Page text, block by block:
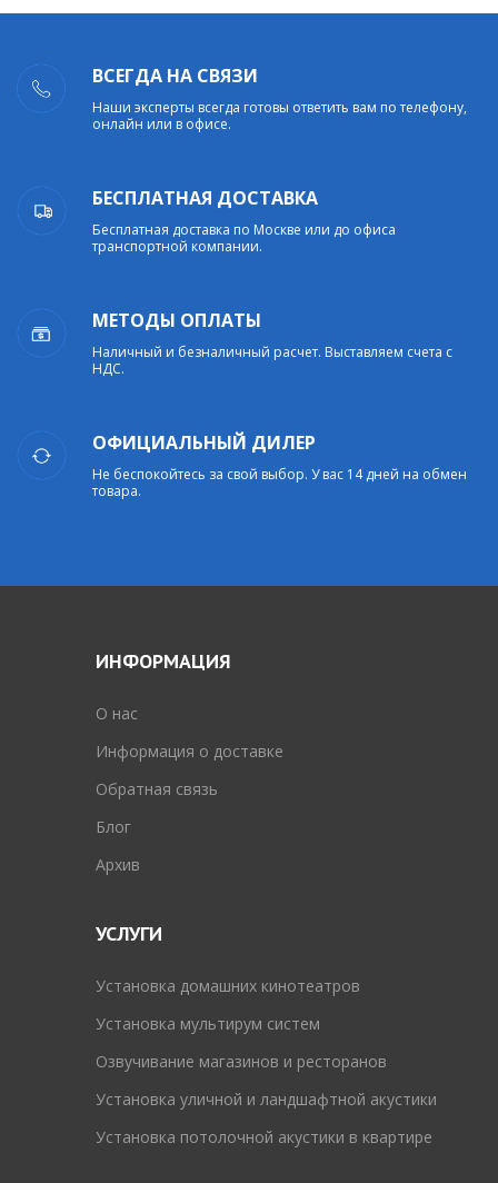
ВСЕГДА НА СВЯЗИ
Наши эксперты всегда готовы ответить вам по телефону,
онлайн или в офисе.
БЕСПЛАТНАЯ ДОСТАВКА
Бесплатная доставка по Москве или до офиса
транспортной компании.
МЕТОДЫ ОПЛАТЫ
Наличный и безналичный расчет. Выставляем счета с
НДС.
ОФИЦИАЛЬНЫЙ ДИЛЕР
Не беспокойтесь за свой выбор. У вас 14 дней на обмен
товара.
ИНФОРМАЦИЯ
O нас
Информация о доставке
Обратная связь
Блог
Архив
УСЛУГИ
Установка домашних кинотеатров
Установка мультирум систем
Озвучивание магазинов и ресторанов
Установка уличной и ландшафтной акустики
Установка потолочной акустики в квартире